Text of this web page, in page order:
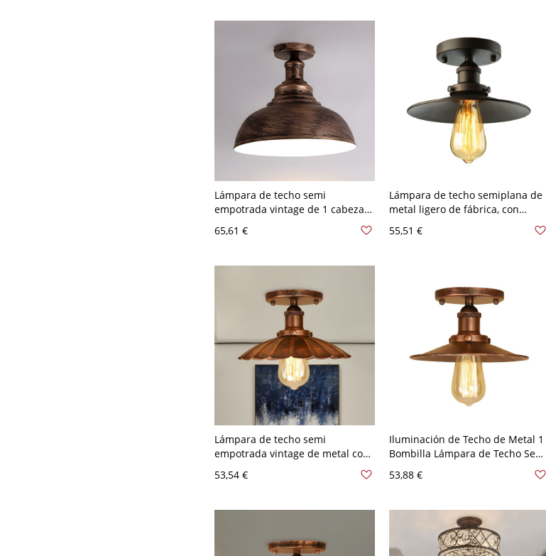
Lámpara de techo semi
empotrada vintage de 1 cabeza
de 11.5" de ancho con pantalla
metálica en óxido para
65,61 €
Lámpara de techo semiplana de
metal ligero de fábrica, con
iluminación de porche
55,51 €
Lámpara de techo semi
empotrada vintage de metal con
bombilla en óxido para balcón
53,54 €
Iluminación de Techo de Metal 1
Bombilla Lámpara de Techo Semi
Industrial para Porche - Rústico
53,88 €